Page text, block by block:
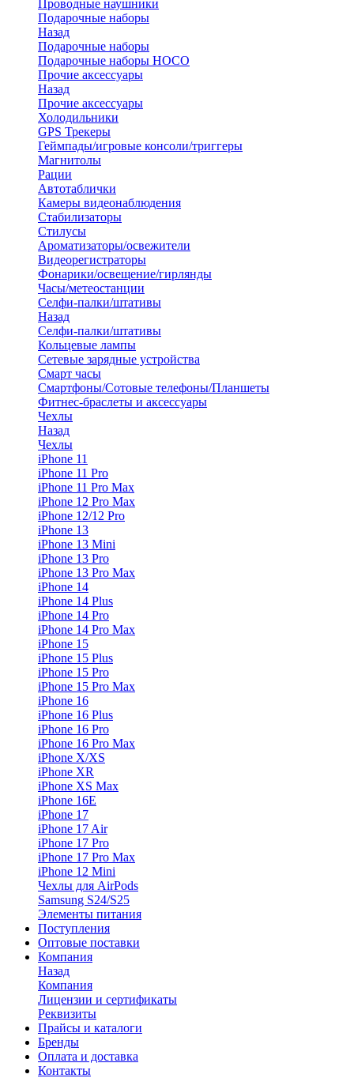
Проводные наушники
Подарочные наборы
Назад
Подарочные наборы
Подарочные наборы HOCO
Прочие аксессуары
Назад
Прочие аксессуары
Холодильники
GPS Трекеры
Геймпады/игровые консоли/триггеры
Магнитолы
Рации
Автотаблички
Камеры видеонаблюдения
Стабилизаторы
Стилусы
Ароматизаторы/освежители
Видеорегистраторы
Фонарики/освещение/гирлянды
Часы/метеостанции
Селфи-палки/штативы
Назад
Селфи-палки/штативы
Кольцевые лампы
Сетевые зарядные устройства
Смарт часы
Смартфоны/Сотовые телефоны/Планшеты
Фитнес-браслеты и аксессуары
Чехлы
Назад
Чехлы
iPhone 11
iPhone 11 Pro
iPhone 11 Pro Max
iPhone 12 Pro Max
iPhone 12/12 Pro
iPhone 13
iPhone 13 Mini
iPhone 13 Pro
iPhone 13 Pro Max
iPhone 14
iPhone 14 Plus
iPhone 14 Pro
iPhone 14 Pro Max
iPhone 15
iPhone 15 Plus
iPhone 15 Pro
iPhone 15 Pro Max
iPhone 16
iPhone 16 Plus
iPhone 16 Pro
iPhone 16 Pro Max
iPhone X/XS
iPhone XR
iPhone XS Max
iPhone 16E
iPhone 17
iPhone 17 Air
iPhone 17 Pro
iPhone 17 Pro Max
iPhone 12 Mini
Чехлы для AirPods
Samsung S24/S25
Элементы питания
Поступления
Оптовые поставки
Компания
Назад
Компания
Лицензии и сертификаты
Реквизиты
Прайсы и каталоги
Бренды
Оплата и доставка
Контакты